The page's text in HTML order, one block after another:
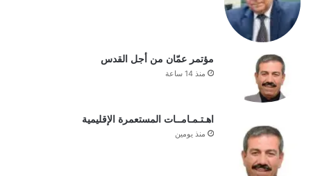
مؤتمر عمّان من أجل القدس
منذ 14 ساعة
اهـتـمـامــات المستعمرة الإقليمية
منذ يومين